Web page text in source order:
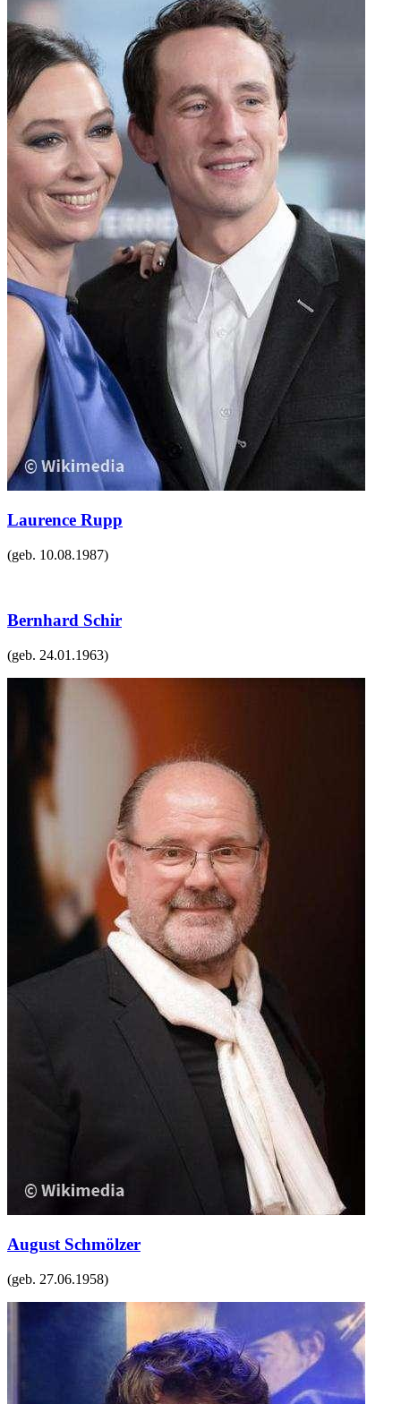
Laurence Rupp
(geb. 10.08.1987)
Bernhard Schir
(geb. 24.01.1963)
August Schmölzer
(geb. 27.06.1958)